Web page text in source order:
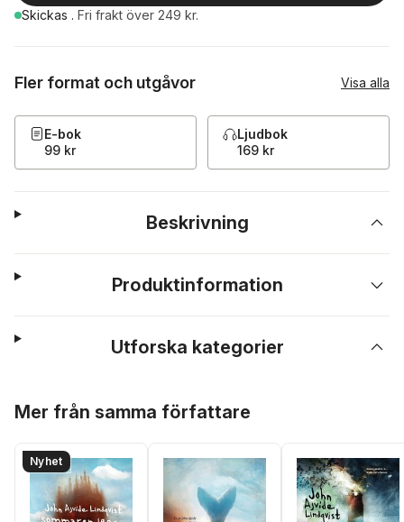
Skickas . Fri frakt över 249 kr.
Fler format och utgåvor Visa alla
E-bok
99 kr
Ljudbok
169 kr
Beskrivning
Produktinformation
Utforska kategorier
Mer från samma författare
Nyhet